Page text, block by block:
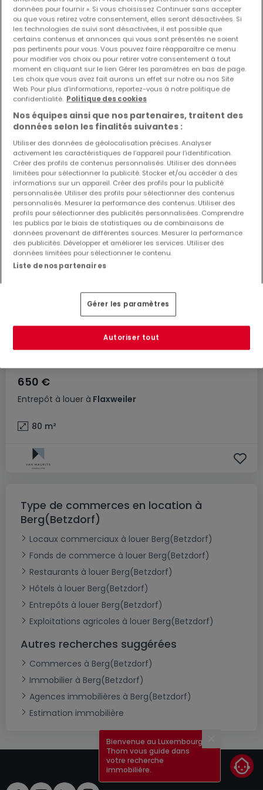
Modifiez vos critères de recherche pour plus
de résultats
Biens similaires à proximité
Vous n'avez pas trouvé de biens qui vous
intéressent ? Ces annonces suggérées
pourraient vous intéresser.
Entrepôt à louer à Flaxweiler
650 €
80 m²
EXCLUSIVITÉ ATHOME
Type de commerces en location à
Berg(Betzdorf)
Locaux commerciaux à louer Berg(Betzdorf)
Fonds de commerce à louer Berg(Betzdorf)
Restaurants à louer Berg(Betzdorf)
Hôtels à louer Berg(Betzdorf)
Entrepôts à louer Berg(Betzdorf)
Exploitations agricoles à louer Berg(Betzdorf)
Autres recherches suggérées
Commerces à Berg(Betzdorf)
Immobilier à Berg(Betzdorf)
Agences immobilières à Berg(Betzdorf)
Estimation immobilière
Bienvenue au Luxembourg !
Thom vous guide dans
votre recherche
immobilière.
données pour fournir ». Si vous choisissez Continuer sans accepter
ou que vous retirez votre consentement, elles seront désactivées. Si
les technologies de suivi sont désactivées, il est possible que
certains contenus et annonces qui vous sont présentés ne soient
pas pertinents pour vous. Vous pouvez faire réapparaître ce menu
pour modifier vos choix ou pour retirer votre consentement à tout
moment en cliquant sur le lien Gérer les paramètres en bas de page.
Les choix que vous avez fait aurons un effet sur notre ou nos Site
Web. Pour plus d’informations, reportez-vous à notre politique de
confidentialité. Politique des cookies
Nos équipes ainsi que nos partenaires, traitent des
données selon les finalités suivantes :
Utiliser des données de géolocalisation précises. Analyser
activement les caractéristiques de l’appareil pour l’identification.
Créer des profils de contenus personnalisés. Utiliser des données
limitées pour sélectionner la publicité. Stocker et/ou accéder à des
informations sur un appareil. Créer des profils pour la publicité
personnalisée. Utiliser des profils pour sélectionner des contenus
personnalisés. Mesurer la performance des contenus. Utiliser des
profils pour sélectionner des publicités personnalisées. Comprendre
les publics par le biais de statistiques ou de combinaisons de
données provenant de différentes sources. Mesurer la performance
des publicités. Développer et améliorer les services. Utiliser des
données limitées pour sélectionner le contenu.
Liste de nos partenaires
Gérer les paramètres
Autoriser tout